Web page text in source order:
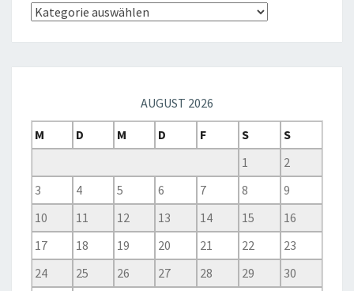
AUGUST 2026
M
D M D F S
S
1
2
3
4 5 6 7 8
9
10
11 12 13 14 15
16
17
18 19 20 21 22
23
24
25 26 27 28 29
30